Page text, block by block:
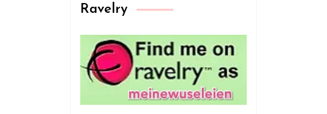
Ravelry